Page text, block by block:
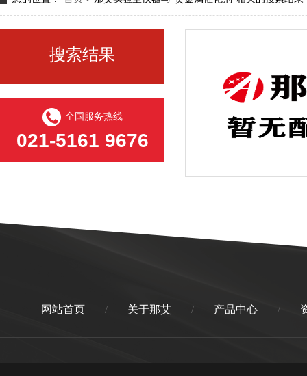
搜索结果
全国服务热线
021-5161 9676
网站首页 / 关于那艾 / 产品中心 /